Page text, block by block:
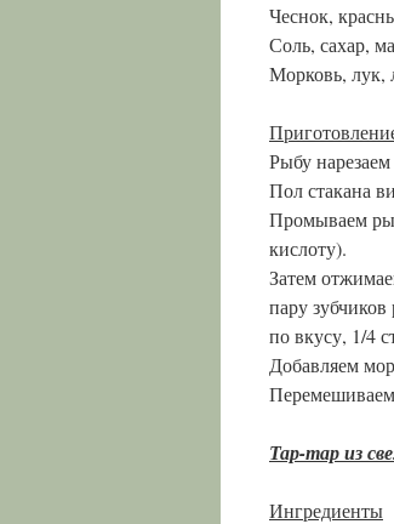
Чеснок,
Соль, сахар,
Морковь, лук,
Рыбу
Пол стакана
Промываем
кислоту).
Затем
пару
по вкусу, 1/4
Добавляем
Перемешиваем
Тар-тар из
Ингредиенты